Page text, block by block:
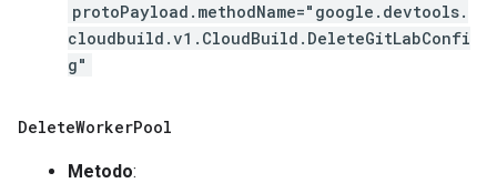
protoPayload.methodName="google.devtools.
cloudbuild.v1.CloudBuild.DeleteGitLabConfi
g"
DeleteWorkerPool
Metodo: